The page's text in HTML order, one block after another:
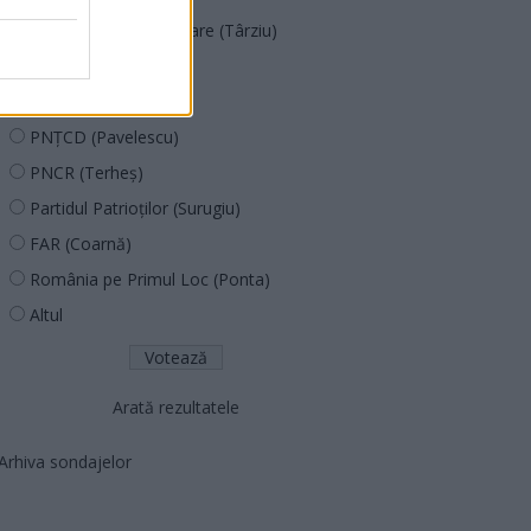
Acțiunea Conservatoare (Târziu)
PNȚCD (Pavelescu)
PNCR (Terheș)
Partidul Patrioților (Surugiu)
FAR (Coarnă)
România pe Primul Loc (Ponta)
Altul
Arată rezultatele
sondajelor